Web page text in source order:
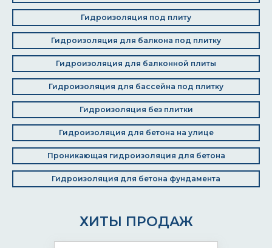
Гидроизоляция под плиту
Гидроизоляция для балкона под плитку
Гидроизоляция для балконной плиты
Гидроизоляция для бассейна под плитку
Гидроизоляция без плитки
Гидроизоляция для бетона на улице
Проникающая гидроизоляция для бетона
Гидроизоляция для бетона фундамента
ХИТЫ ПРОДАЖ